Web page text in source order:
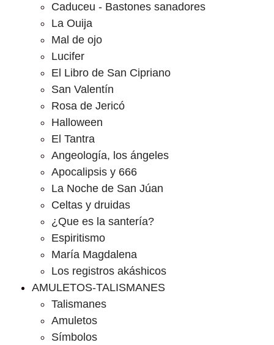
Caduceu - Bastones sanadores
La Ouija
Mal de ojo
Lucifer
El Libro de San Cipriano
San Valentín
Rosa de Jericó
Halloween
El Tantra
Angeología, los ángeles
Apocalipsis y 666
La Noche de San Júan
Celtas y druidas
¿Que es la santería?
Espiritismo
María Magdalena
Los registros akáshicos
AMULETOS-TALISMANES
Talismanes
Amuletos
Símbolos